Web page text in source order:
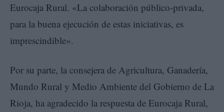
Eurocaja Rural. «La colaboración público-privada,
para la buena ejecución de estas iniciativas, es
imprescindible».
Por su parte, la consejera de Agricultura, Ganadería,
Mundo Rural y Medio Ambiente del Gobierno de La
Rioja, ha agradecido la respuesta de Eurocaja Rural,